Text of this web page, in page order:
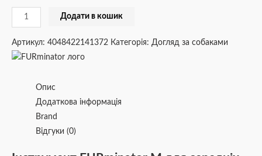
Додати в кошик
Артикул: 4048422141372 Категорія: Догляд за собаками
Опис
Додаткова інформація
Brand
Відгуки (0)